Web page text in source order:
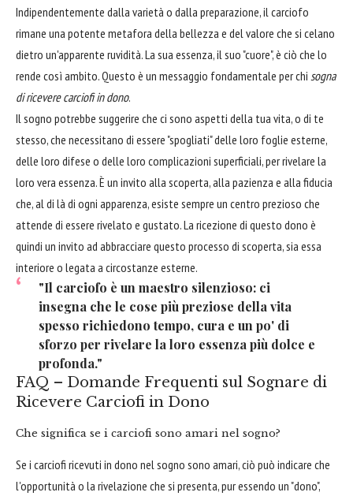
Indipendentemente dalla varietà o dalla preparazione, il carciofo
rimane una potente metafora della bellezza e del valore che si celano
dietro un'apparente ruvidità. La sua essenza, il suo "cuore", è ciò che lo
rende così ambito. Questo è un messaggio fondamentale per chi sogna
di ricevere carciofi in dono.
Il sogno potrebbe suggerire che ci sono aspetti della tua vita, o di te
stesso, che necessitano di essere "spogliati" delle loro foglie esterne,
delle loro difese o delle loro complicazioni superficiali, per rivelare la
loro vera essenza. È un invito alla scoperta, alla pazienza e alla fiducia
che, al di là di ogni apparenza, esiste sempre un centro prezioso che
attende di essere rivelato e gustato. La ricezione di questo dono è
quindi un invito ad abbracciare questo processo di scoperta, sia essa
interiore o legata a circostanze esterne.
"Il carciofo è un maestro silenzioso: ci
insegna che le cose più preziose della vita
spesso richiedono tempo, cura e un po' di
sforzo per rivelare la loro essenza più dolce e
profonda."
FAQ – Domande Frequenti sul Sognare di
Ricevere Carciofi in Dono
Che significa se i carciofi sono amari nel sogno?
Se i carciofi ricevuti in dono nel sogno sono amari, ciò può indicare che
l'opportunità o la rivelazione che si presenta, pur essendo un "dono",